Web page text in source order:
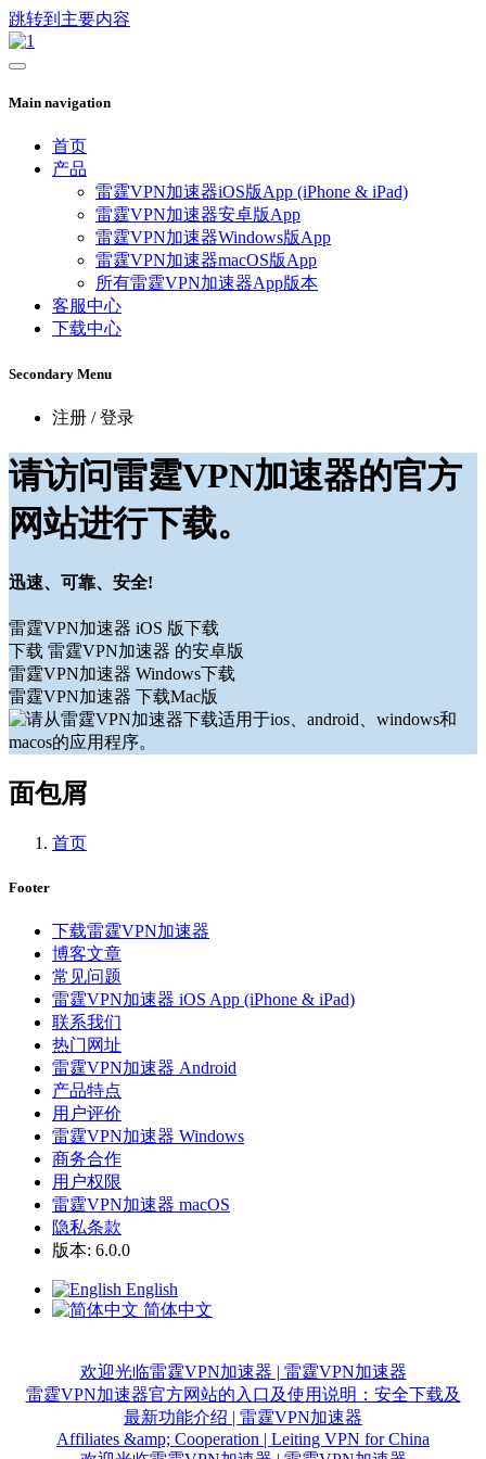
跳转到主要内容
Main navigation
首页
产品
雷霆VPN加速器iOS版App (iPhone & iPad)
雷霆VPN加速器安卓版App
雷霆VPN加速器Windows版App
雷霆VPN加速器macOS版App
所有雷霆VPN加速器App版本
客服中心
下载中心
Secondary Menu
注册 / 登录
请访问雷霆VPN加速器的官方
网站进行下载。
迅速、可靠、安全!
雷霆VPN加速器 iOS 版下载
下载 雷霆VPN加速器 的安卓版
雷霆VPN加速器 Windows下载
雷霆VPN加速器 下载Mac版
面包屑
首页
Footer
下载雷霆VPN加速器
博客文章
常见问题
雷霆VPN加速器 iOS App (iPhone & iPad)
联系我们
热门网址
雷霆VPN加速器 Android
产品特点
用户评价
雷霆VPN加速器 Windows
商务合作
用户权限
雷霆VPN加速器 macOS
隐私条款
版本: 6.0.0
English
简体中文
欢迎光临雷霆VPN加速器 | 雷霆VPN加速器
雷霆VPN加速器官方网站的入口及使用说明：安全下载及
最新功能介绍 | 雷霆VPN加速器
Affiliates &amp; Cooperation | Leiting VPN for China